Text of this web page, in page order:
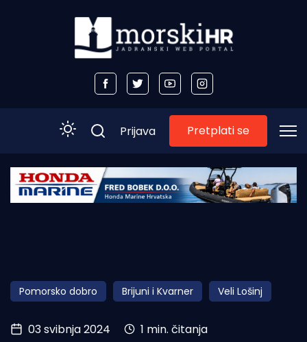
Početna
Obala
Otoci
Turizam i nautika
Prijava Pretplati se
Pomorsko dobro Brijuni i Kvarner Veli Lošinj
03 svibnja 2024 1 min. čitanja